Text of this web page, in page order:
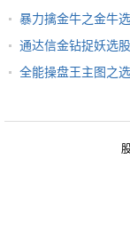
暴力擒金牛之金牛
通达信金钻捉妖选
全能操盘王主图之